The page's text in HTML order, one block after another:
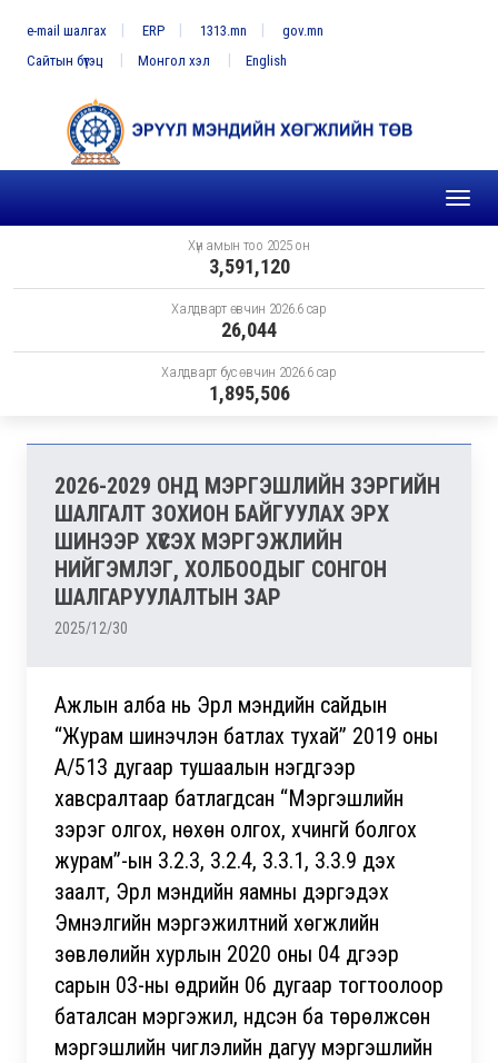
e-mail шалгах ERP 1313.mn
gov.mn
Сайтын бүтэц
Монгол хэл English
Toggle
Хүн амын тоо 2025 он
3,591,120
Халдварт өвчин 2026.6 сар
26,044
Халдварт бус өвчин 2026.6 сар
1,895,506
2026-2029 ОНД МЭРГЭШЛИЙН ЗЭРГИЙН
ШАЛГАЛТ ЗОХИОН БАЙГУУЛАХ ЭРХ
ШИНЭЭР ХҮСЭХ МЭРГЭЖЛИЙН
НИЙГЭМЛЭГ, ХОЛБООДЫГ СОНГОН
ШАЛГАРУУЛАЛТЫН ЗАР
2025/12/30
Ажлын алба нь Эрүүл мэндийн сайдын
“Журам шинэчлэн батлах тухай” 2019 оны
А/513 дугаар тушаалын нэгдүгээр
хавсралтаар батлагдсан “Мэргэшлийн
зэрэг олгох, нөхөн олгох, хүчингүй болгох
журам”-ын 3.2.3, 3.2.4, 3.3.1, 3.3.9 дэх
заалт, Эрүүл мэндийн яамны дэргэдэх
Эмнэлгийн мэргэжилтний хөгжлийн
зөвлөлийн хурлын 2020 оны 04 дүгээр
сарын 03-ны өдрийн 06 дугаар тогтоолоор
баталсан мэргэжил, үндсэн ба төрөлжсөн
мэргэшлийн чиглэлийн дагуу мэргэшлийн